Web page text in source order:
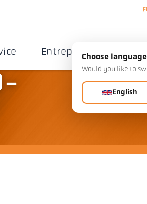
Entreprise
Choose language
Would you like to
English